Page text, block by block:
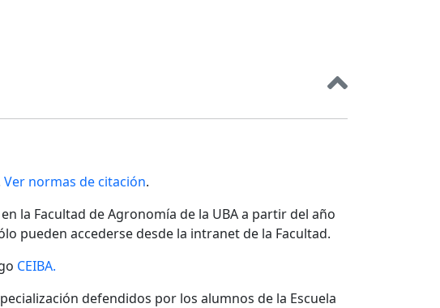
Ver normas de citación.
la Facultad de Agronomía de la UBA a partir del año
pueden accederse desde la intranet de la Facultad.
CEIBA.
defendidos por los alumnos de la Escuela